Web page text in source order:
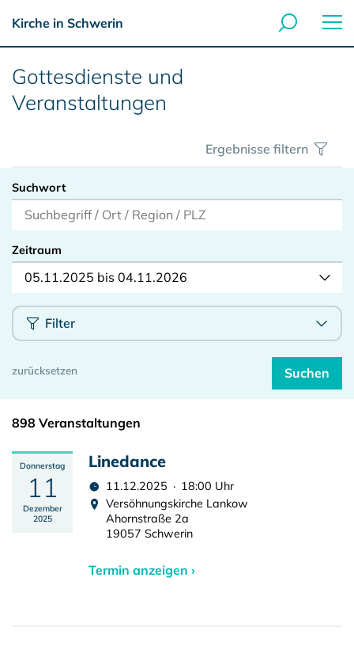
Kirche in Schwerin
Gottesdienste und
Veranstaltungen
Ergebnisse filtern
Suchwort
Zeitraum
05.11.2025 bis 04.11.2026
Filter
898 Veranstaltungen
Donnerstag
11
Dezember
2025
Linedance
11.12.2025 · 18:00 Uhr
Versöhnungskirche Lankow
Ahornstraße 2a
19057 Schwerin
Termin anzeigen ›